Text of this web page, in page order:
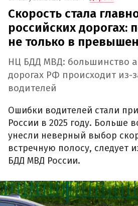
Скорость стала
российских дорогах:
не только в
НЦ БДД МВД: большинство
дорогах РФ происходит из-
водителей
Ошибки водителей стали
России в 2025 году. Больше
унесли неверный выбор
встречную полосу, следует
БДД МВД России.